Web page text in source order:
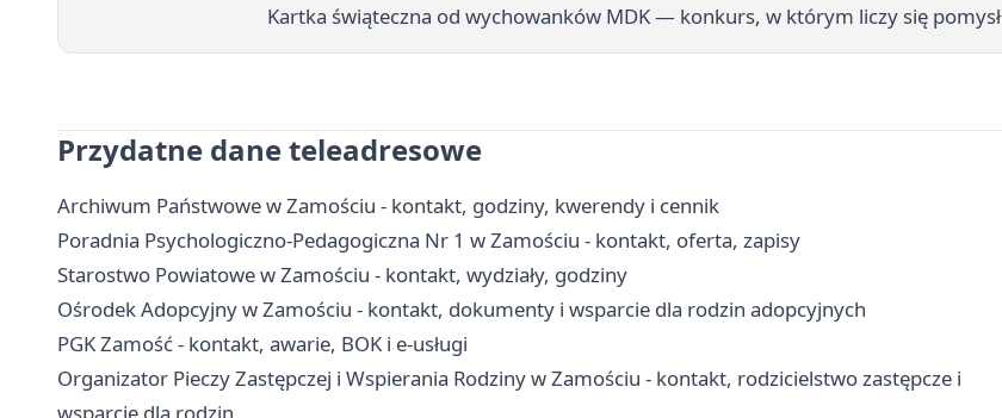
Kartka świąteczna od wychowanków MDK — konkurs, w którym liczy się pomysł
Przydatne dane teleadresowe
Archiwum Państwowe w Zamościu - kontakt, godziny, kwerendy i cennik
Poradnia Psychologiczno-Pedagogiczna Nr 1 w Zamościu - kontakt, oferta, zapisy
Starostwo Powiatowe w Zamościu - kontakt, wydziały, godziny
Ośrodek Adopcyjny w Zamościu - kontakt, dokumenty i wsparcie dla rodzin adopcyjnych
PGK Zamość - kontakt, awarie, BOK i e-usługi
Organizator Pieczy Zastępczej i Wspierania Rodziny w Zamościu - kontakt, rodzicielstwo zastępcze i
wsparcie dla rodzin